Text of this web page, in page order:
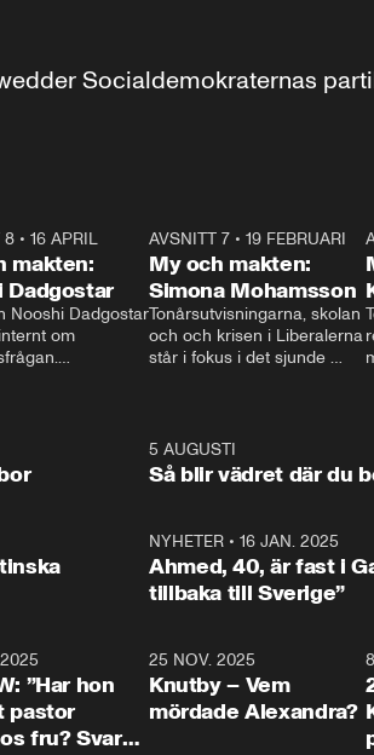
Socialdemokraternas
8• 16 APRIL
makten:
Dadgostar
Nooshi Dadgostar
om
upp i val. Ska vi
så sitter vi förstås
24:30
AVSNITT 7• 19 FEBRUARI
My och makten:
Simona Mohamsson
Tonårsutvisningarna, skolan
och och krisen i Liberalerna
står i fokus i det sjunde
kommentator My
Rohwedder ställer
utbildnings- och
Mohamsson till svars.
5 AUGUSTI
Så blir vädret där du
NYHETER• 16 JAN. 2025
Ahmed, 40, är fast i
tillbaka till Sverige”
”Har hon
pastor
fru? Svar
31:05
25 NOV. 2025
Knutby – Vem
mördade Alexandra?